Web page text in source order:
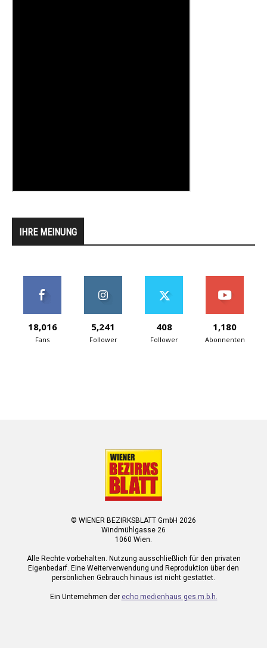
IHRE MEINUNG
18,016
Fans
5,241
Follower
408
Follower
1,180
Abonnenten
© WIENER BEZIRKSBLATT GmbH 2026
Windmühlgasse 26
1060 Wien.
Alle Rechte vorbehalten. Nutzung ausschließlich für den privaten
Eigenbedarf. Eine Weiterverwendung und Reproduktion über den
persönlichen Gebrauch hinaus ist nicht gestattet.
Ein Unternehmen der echo medienhaus ges.m.b.h.